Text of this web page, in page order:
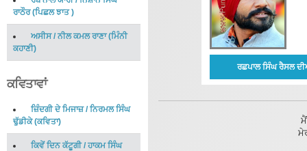
ਰਾਠੌਰ(ਪਿਛਲ ਝਾਤ)
ਅਸੀਸ/ਨੀਲ ਕਮਲ ਰਾਣਾ(ਮਿੰਨੀ
ਕਹਾਣੀ)
ਕਵਿਤਾਵਾਂ
ਜ਼ਿੰਦਗੀ ਦੇ ਮਿਜਾਜ਼/ਨਿਰਮਲ ਸਿੰਘ
ਢੁੱਡੀਕੇ(ਕਵਿਤਾ)
ਕਿਵੇਂ ਦਿਨ ਕੱਟੂਗੀ/ ਹਾਕਮ ਸਿੰਘ
ਰਛਪਾਲ ਸਿੰਘ ਰੈਸਲ